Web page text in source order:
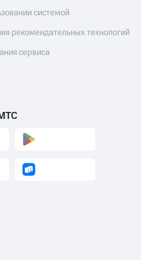
системой
рекомендательных технологий
сервиса